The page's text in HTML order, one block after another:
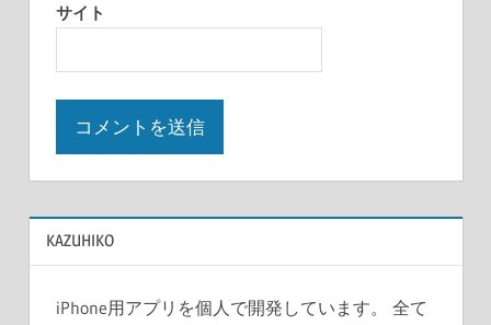
サイト
KAZUHIKO
iPhone用アプリを個人で開発しています。 全て